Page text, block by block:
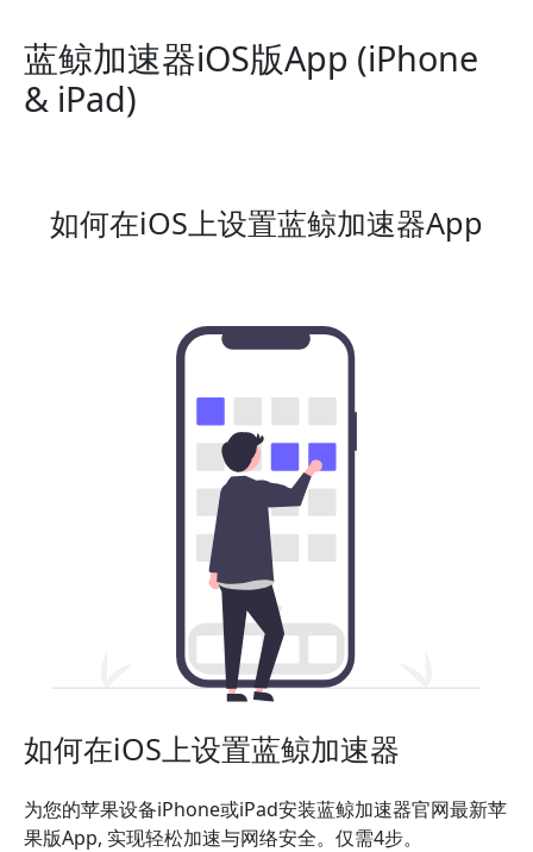
蓝鲸加速器iOS版App (iPhone
& iPad)
如何在iOS上设置蓝鲸加速器App
如何在iOS上设置蓝鲸加速器
为您的苹果设备iPhone或iPad安装蓝鲸加速器官网最新苹
果版App, 实现轻松加速与网络安全。仅需4步。